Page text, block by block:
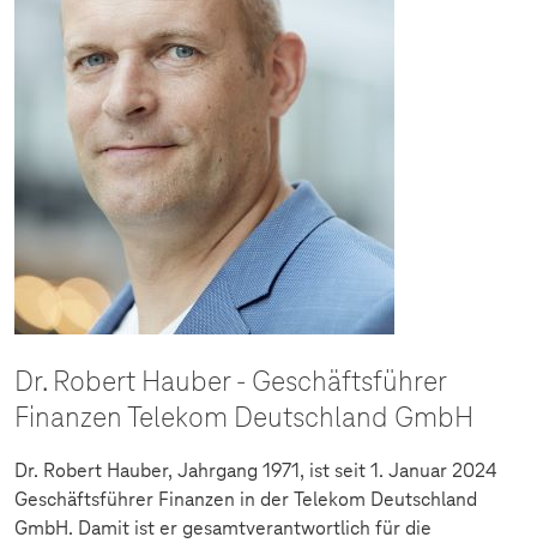
Dr. Robert Hauber - Geschäftsführer
Finanzen Telekom Deutschland GmbH
Dr. Robert Hauber, Jahrgang 1971, ist seit 1. Januar 2024
Geschäftsführer Finanzen in der Telekom Deutschland
GmbH. Damit ist er gesamtverantwortlich für die